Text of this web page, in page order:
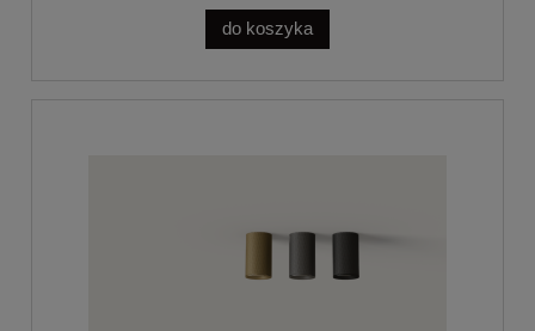
do koszyka